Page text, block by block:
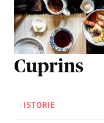
Cuprins
ISTORIE